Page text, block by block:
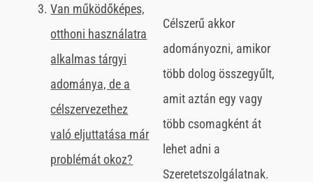
Van működőképes,
otthoni használatra
alkalmas tárgyi
adománya, de a
célszervezethez
való eljuttatása már
problémát okoz?
Célszerű akkor
adományozni, amikor
több dolog összegyűlt,
amit aztán egy vagy
több csomagként át
lehet adni a
Szeretetszolgálatnak.